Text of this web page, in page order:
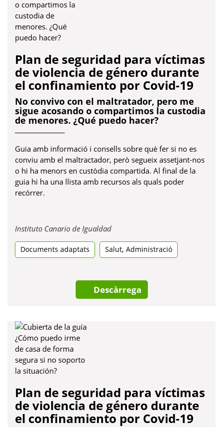
Plan de seguridad para víctimas
de violencia de género durante
el confinamiento por Covid-19
No convivo con el maltratador, pero me
sigue acosando o compartimos la custodia
de menores. ¿Qué puedo hacer?
Guia amb informació i consells sobre què fer si no es
conviu amb el maltractador, però segueix assetjant-nos
o hi ha menors en custòdia compartida. Al final de la
guia hi ha una llista amb recursos als quals poder
recórrer.
Instituto Canario de IgualdadObre
una
pestanya
Documents adaptats Salut, Administració
Descàrrega
Plan de seguridad para víctimas
de violencia de género durante
el confinamiento por Covid-19